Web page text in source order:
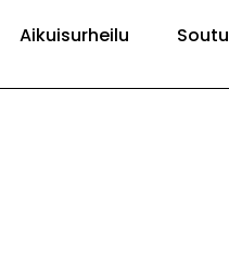
Aikuisurheilu Soutu